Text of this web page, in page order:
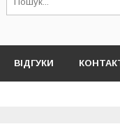
ВІДГУКИ